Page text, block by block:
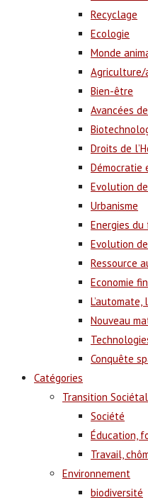
Recyclage
Ecologie
Monde
Agriculture/
Bien-être
Avancées
Droits de
Démocratie
Evolution
Urbanisme
Energies
Evolution
Ressource
Economie
L’automate,
Nouveau
Conquête
Catégories
Transition
Société
Éducation,
Travail,
Environnement
biodiversité